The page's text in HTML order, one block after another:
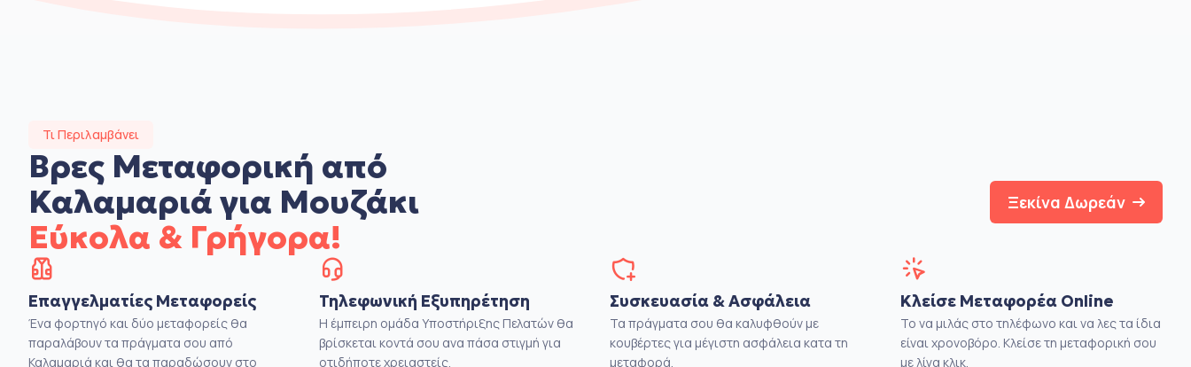
Τι Περιλαμβάνει
Βρες Μεταφορική από
Καλαμαριά για Μουζάκι
Εύκολα & Γρήγορα!
Ξεκίνα Δωρεάν
Επαγγελματίες Μεταφορείς
Ένα φορτηγό και δύο μεταφορείς θα
παραλάβουν τα πράγματα σου από
Καλαμαριά και θα τα παραδώσουν στο
Τηλεφωνική Εξυπηρέτηση
Η έμπειρη ομάδα Υποστήριξης Πελατών θα
βρίσκεται κοντά σου ανα πάσα στιγμή για
οτιδήποτε χρειαστείς.
Συσκευασία & Ασφάλεια
Τα πράγματα σου θα καλυφθούν με
κουβέρτες για μέγιστη ασφάλεια κατα τη
μεταφορά.
Κλείσε Μεταφορέα Online
Το να μιλάς στο τηλέφωνο και να λες τα ίδια
είναι χρονοβόρο. Κλείσε τη μεταφορική σου
με λίγα κλικ.